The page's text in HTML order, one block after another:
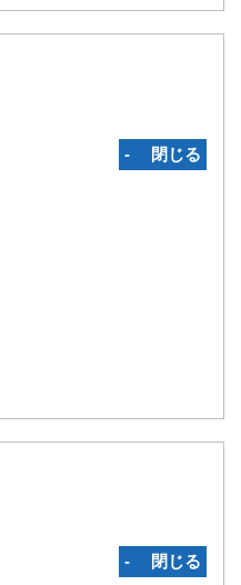
‐ 閉じる
‐ 閉じる